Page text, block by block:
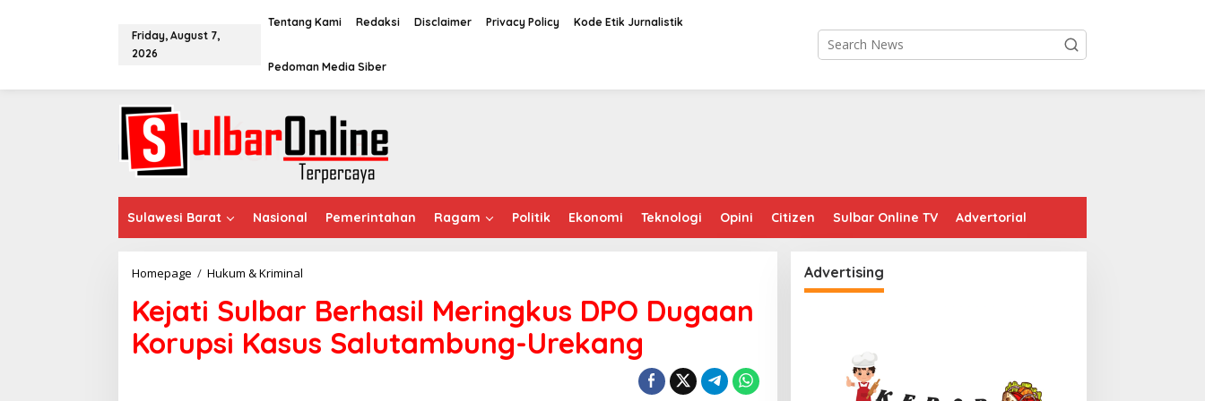
o
Friday, August 7,
2026
Tentang Kami Redaksi Disclaimer Privacy Policy Kode Etik Jurnalistik
Pedoman Media Siber
Sulawesi Barat Nasional Pemerintahan Ragam Politik Ekonomi Teknologi Opini Citizen Sulbar Online TV Advertorial
Homepage / Hukum & Kriminal
j
t
i
Kejati Sulbar Berhasil Meringkus DPO Dugaan
Korupsi Kasus Salutambung-Urekang
Advertising